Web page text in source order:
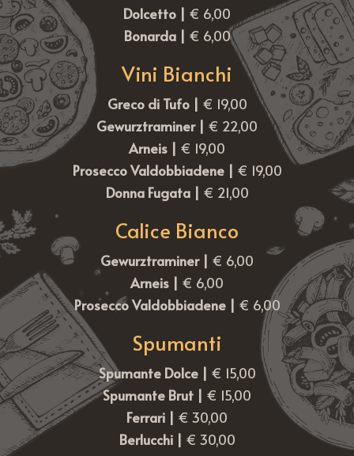
Dolcetto | € 6,00
Bonarda | € 6,00
Vini Bianchi
Greco di Tufo | € 19,00
Gewurztraminer | € 22,00
Arneis | € 19,00
Prosecco Valdobbiadene | € 19,00
Donna Fugata | € 21,00
Calice Bianco
Gewurztraminer | € 6,00
Arneis | € 6,00
Prosecco Valdobbiadene | € 6,00
Spumanti
Spumante Dolce | € 15,00
Spumante Brut | € 15,00
Ferrari | € 30,00
Berlucchi | € 30,00